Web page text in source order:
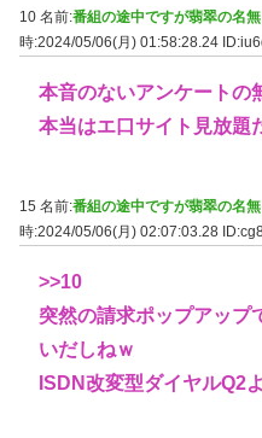
10 名前:番組の途中ですが翡翠の名
時:2024/05/06(月) 01:58:28.24
本音のないアンケートの
本当はエ口サイト見放題
15 名前:番組の途中ですが翡翠の名
時:2024/05/06(月) 02:07:03.28
>>10
突然の請求ポップアップ
いだしねｗ
ISDN改変型ダイヤルQ2